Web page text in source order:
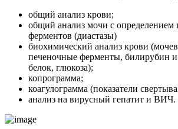
общий анализ крови;
общий анализ мочи с определением
ферментов (диастазы)
биохимический анализ крови
печеночные ферменты, билирубин
белок, глюкоза);
копрограмма;
коагулограмма (показатели
анализ на вирусный гепатит и ВИЧ.